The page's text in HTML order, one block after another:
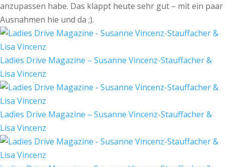
anzupassen habe. Das klappt heute sehr gut – mit ein paar
Ausnahmen hie und da ;).
Ladies Drive Magazine – Susanne Vincenz-Stauffacher &
Lisa Vincenz
Ladies Drive Magazine – Susanne Vincenz-Stauffacher &
Lisa Vincenz